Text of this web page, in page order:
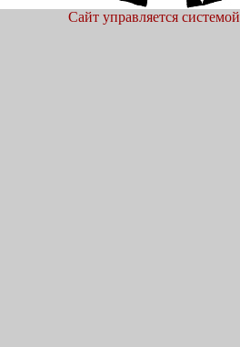
Сайт управляется системой